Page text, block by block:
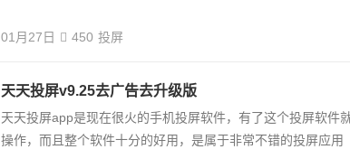
01月27日 450 投屏
天天投屏v9.25去广告去升级版
天天投屏app是现在很火的手机投屏软件，有了这个投屏软件
操作，而且整个软件十分的好用，是属于非常不错的投屏应用